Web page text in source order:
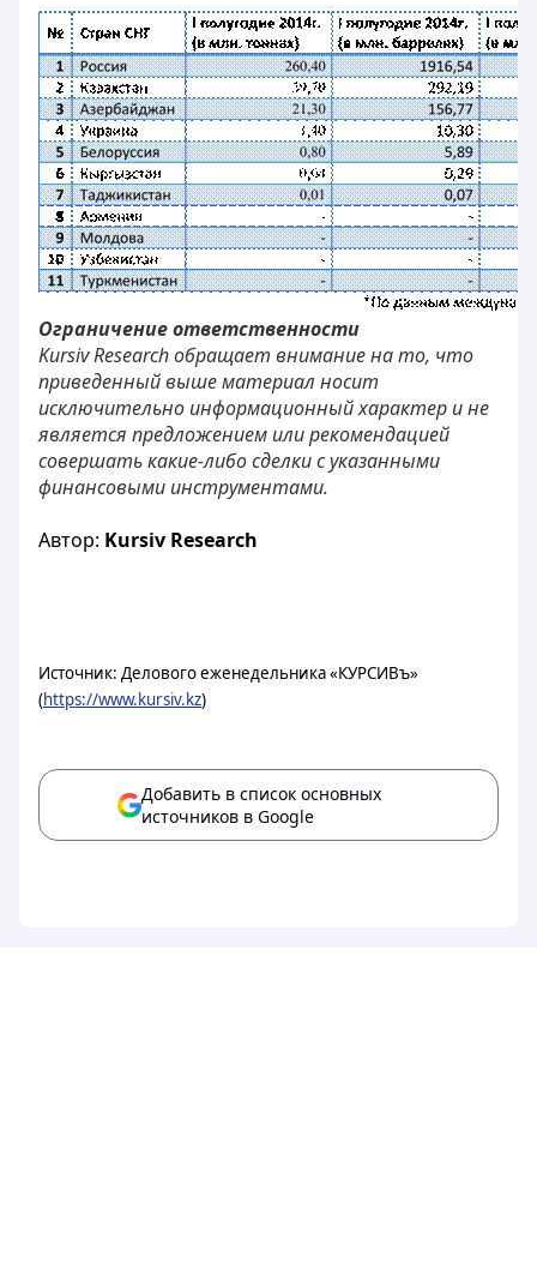
Ограничение ответственности
Kursiv Research обращает внимание на то, что
приведенный выше материал носит
исключительно информационный характер и не
является предложением или рекомендацией
совершать какие-либо сделки с указанными
финансовыми инструментами.
Автор: Kursiv Research
Источник: Делового еженедельника «КУРСИВъ»
(https://www.kursiv.kz)
Добавить в список основных
источников в Google